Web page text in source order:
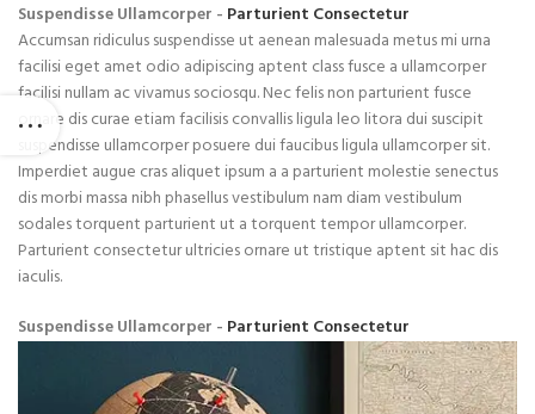
Suspendisse Ullamcorper - Parturient Consectetur
Accumsan ridiculus suspendisse ut aenean malesuada metus mi urna
facilisi eget amet odio adipiscing aptent class fusce a ullamcorper
facilisi nullam ac vivamus sociosqu. Nec felis non parturient fusce
ornare dis curae etiam facilisis convallis ligula leo litora dui suscipit
suspendisse ullamcorper posuere dui faucibus ligula ullamcorper sit.
Imperdiet augue cras aliquet ipsum a a parturient molestie senectus
dis morbi massa nibh phasellus vestibulum nam diam vestibulum
sodales torquent parturient ut a torquent tempor ullamcorper.
Parturient consectetur ultricies ornare ut tristique aptent sit hac dis
iaculis.
Suspendisse Ullamcorper - Parturient Consectetur